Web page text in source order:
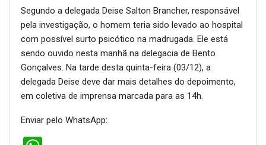
Segundo a delegada Deise Salton Brancher, responsável
pela investigação, o homem teria sido levado ao hospital
com possível surto psicótico na madrugada. Ele está
sendo ouvido nesta manhã na delegacia de Bento
Gonçalves. Na tarde desta quinta-feira (03/12), a
delegada Deise deve dar mais detalhes do depoimento,
em coletiva de imprensa marcada para as 14h.
Enviar pelo WhatsApp: